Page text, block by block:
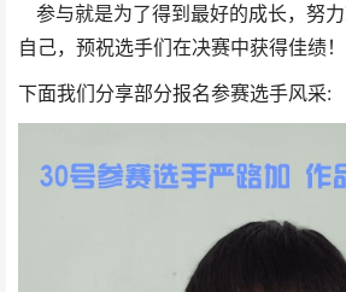
参与就是为了得到最好的成长，努
自己，预祝选手们在决赛中获得佳绩！
下面我们分享部分报名参赛选手风采: